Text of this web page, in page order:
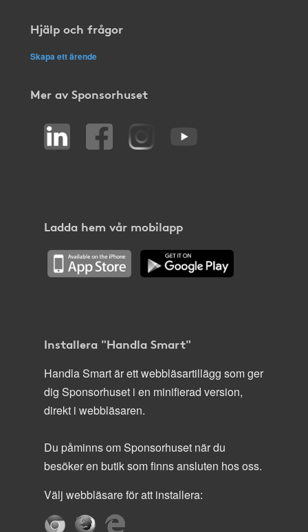
Hjälp och frågor
Skapa ett ärende
Mer av Sponsorhuset
Ladda hem vår mobilapp
Installera "Handla Smart"
Handla Smart är ett webbläsartillägg som ger
dig Sponsorhuset i en minifierad version,
direkt i webbläsaren.
Du påminns om Sponsorhuset när du
besöker en butik som finns ansluten hos oss.
Välj webbläsare för att installera: